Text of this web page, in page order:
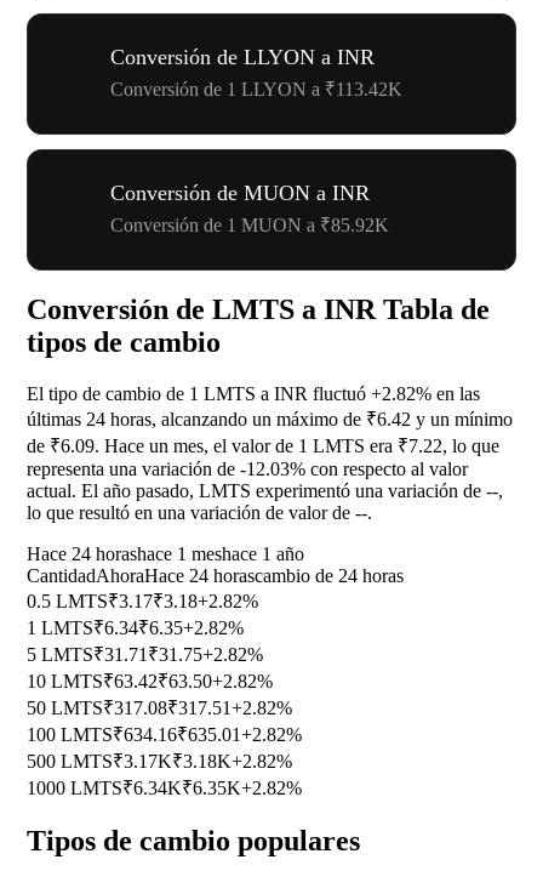
Conversión de LLYON a INR
Conversión de 1 LLYON a ₹113.42K
Conversión de MUON a INR
Conversión de 1 MUON a ₹85.92K
Conversión de LMTS a INR Tabla de
tipos de cambio
El tipo de cambio de 1 LMTS a INR fluctuó +2.82% en las
últimas 24 horas, alcanzando un máximo de ₹6.42 y un mínimo
de ₹6.09. Hace un mes, el valor de 1 LMTS era ₹7.22, lo que
representa una variación de -12.03% con respecto al valor
actual. El año pasado, LMTS experimentó una variación de --,
lo que resultó en una variación de valor de --.
Hace 24 horashace 1 meshace 1 año
CantidadAhoraHace 24 horascambio de 24 horas
0.5 LMTS₹3.17₹3.18+2.82%
1 LMTS₹6.34₹6.35+2.82%
5 LMTS₹31.71 ₹31.75+2.82%
10 LMTS₹63.42₹63.50+2.82%
50 LMTS₹317.08₹317.51+2.82%
100 LMTS₹634.16₹635.01+2.82%
500 LMTS₹3.17K₹3.18K+2.82%
1000 LMTS₹6.34K₹6.35K+2.82%
Tipos de cambio populares